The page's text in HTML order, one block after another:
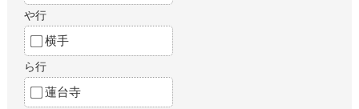
や行
横手
ら行
蓮台寺